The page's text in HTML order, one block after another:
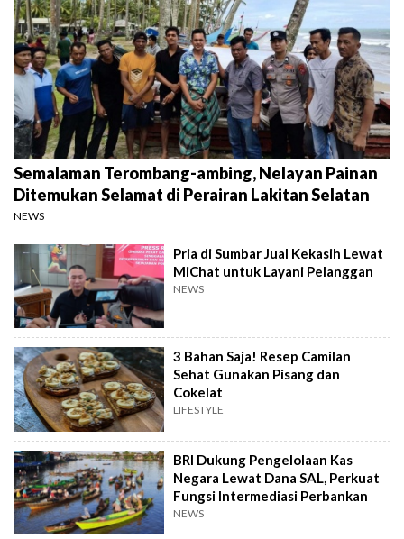
Semalaman Terombang-ambing, Nelayan Painan
Ditemukan Selamat di Perairan Lakitan Selatan
NEWS
Pria di Sumbar Jual Kekasih Lewat
MiChat untuk Layani Pelanggan
NEWS
3 Bahan Saja! Resep Camilan
Sehat Gunakan Pisang dan
Cokelat
LIFESTYLE
BRI Dukung Pengelolaan Kas
Negara Lewat Dana SAL, Perkuat
Fungsi Intermediasi Perbankan
NEWS